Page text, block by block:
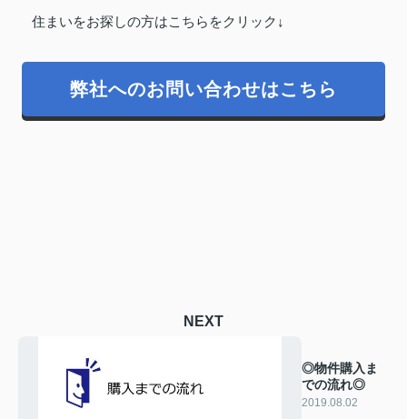
住まいをお探しの方はこちらをクリック↓
弊社へのお問い合わせはこちら
NEXT
◎物件購入ま
での流れ◎
2019.08.02